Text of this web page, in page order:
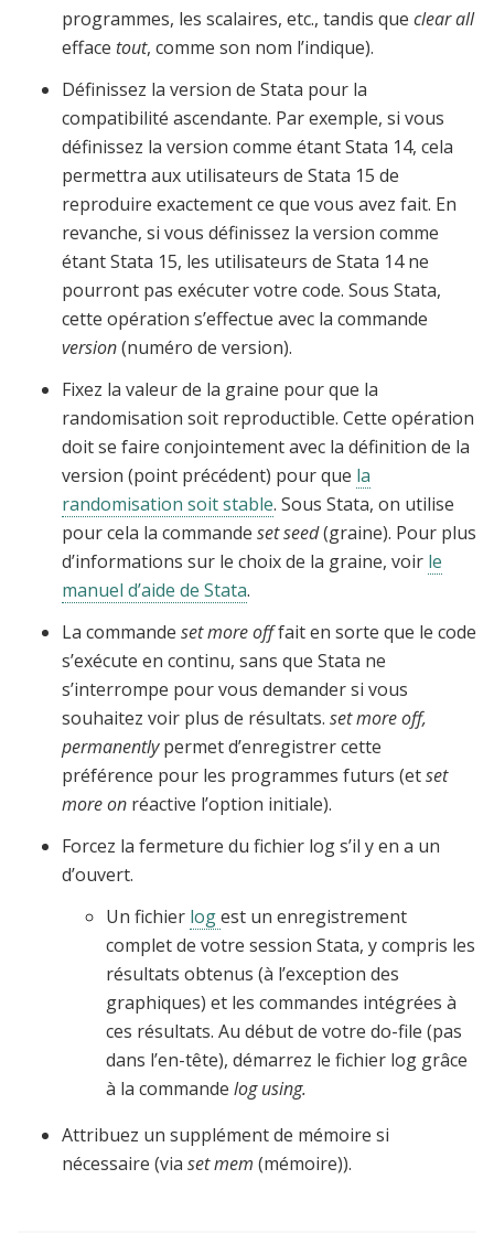
programmes, les scalaires, etc., tandis que clear all
efface tout, comme son nom l’indique).
Définissez la version de Stata pour la
compatibilité ascendante. Par exemple, si vous
définissez la version comme étant Stata 14, cela
permettra aux utilisateurs de Stata 15 de
reproduire exactement ce que vous avez fait. En
revanche, si vous définissez la version comme
étant Stata 15, les utilisateurs de Stata 14 ne
pourront pas exécuter votre code. Sous Stata,
cette opération s’effectue avec la commande
version(numéro de version).
Fixez la valeur de la graine pour que la
randomisation soit reproductible. Cette opération
doit se faire conjointement avec la définition de la
version (point précédent) pour que la
randomisation soit stable. Sous Stata, on utilise
pour cela la commande set seed(graine). Pour plus
d’informations sur le choix de la graine, voir le
manuel d’aide de Stata.
La commande set more offfait en sorte que le code
s’exécute en continu, sans que Stata ne
s’interrompe pour vous demander si vous
souhaitez voir plus de résultats. set more off,
permanentlypermet d’enregistrer cette
préférence pour les programmes futurs (etset
more on réactive l’option initiale).
Forcez la fermeture du fichier log s’il y en a un
d’ouvert.
Un fichier logest un enregistrement
complet de votre session Stata, y compris les
résultats obtenus (à l’exception des
graphiques) et les commandes intégrées à
ces résultats. Au début de votre do-file (pas
dans l’en-tête), démarrez le fichier log grâce
à la commande log using.
Attribuez un supplément de mémoire si
nécessaire (via set mem (mémoire)).